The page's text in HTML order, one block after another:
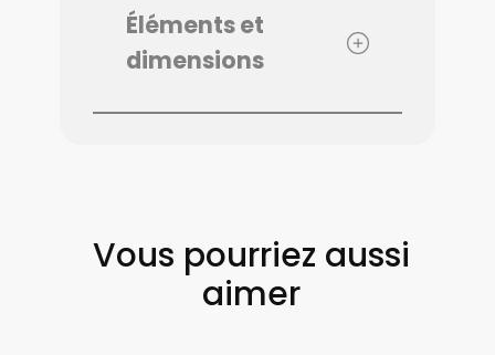
Éléments et
dimensions
Vous pourriez aussi
aimer